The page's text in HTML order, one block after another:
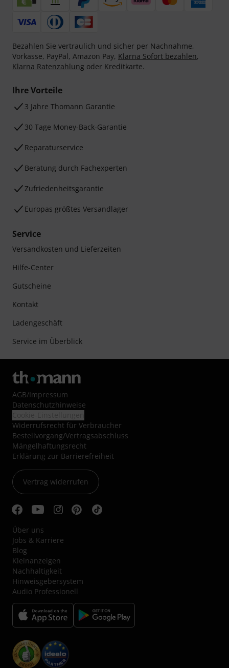
Bezahlen Sie vertraulich und sicher per Nachnahme,
Vorkasse, PayPal, Amazon Pay, Klarna Sofort bezahlen,
Klarna Ratenzahlung oder Kreditkarte.
Ihre Vorteile
3 Jahre Thomann Garantie
30 Tage Money-Back-Garantie
Reparaturservice
Beratung durch Fachexperten
Zufriedenheitsgarantie
Europas größtes Versandlager
Service
Versandkosten und Lieferzeiten
Hilfe-Center
Gutscheine
Kontakt
Ladengeschäft
Service im Überblick
AGB/Impressum
Datenschutzhinweise
Widerrufsrecht für Verbraucher
Bestellvorgang/Vertragsabschluss
Mängelhaftungsrecht
Erklärung zur Barrierefreiheit
Vertrag widerrufen
Über uns
Jobs & Karriere
Blog
Kleinanzeigen
Nachhaltigkeit
Hinweisgebersystem
Audio Professionell